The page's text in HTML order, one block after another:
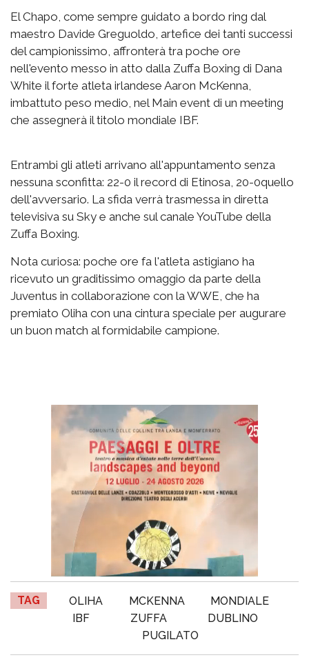
El Chapo, come sempre guidato a bordo ring dal
maestro Davide Greguoldo, artefice dei tanti successi
del campionissimo, affronterà tra poche ore
nell'evento messo in atto dalla Zuffa Boxing di Dana
White il forte atleta irlandese Aaron McKenna,
imbattuto peso medio, nel Main event di un meeting
che assegnerà il titolo mondiale IBF.
Entrambi gli atleti arrivano all'appuntamento senza
nessuna sconfitta: 22-0 il record di Etinosa, 20-0quello
dell'avversario. La sfida verrà trasmessa in diretta
televisiva su Sky e anche sul canale YouTube della
Zuffa Boxing.
Nota curiosa: poche ore fa l'atleta astigiano ha
ricevuto un graditissimo omaggio da parte della
Juventus in collaborazione con la WWE, che ha
premiato Oliha con una cintura speciale per augurare
un buon match al formidabile campione.
TAG OLIHA MCKENNA
MONDIALE
IBF
ZUFFA
DUBLINO
PUGILATO